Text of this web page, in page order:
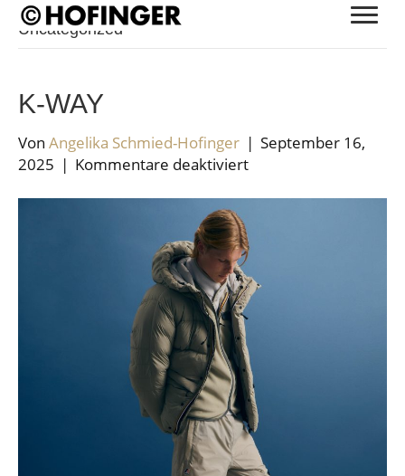
Uncategorized
K-WAY
Von Angelika Schmied-Hofinger | September 16,
2025 | Kommentare deaktiviertfür